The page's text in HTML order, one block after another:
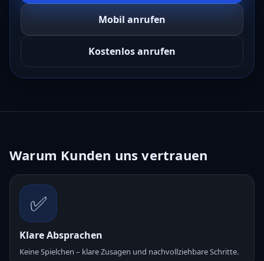
Mobil anrufen
Kostenlos anrufen
Warum Kunden uns vertrauen
✅
Klare Absprachen
Keine Spielchen – klare Zusagen und nachvollziehbare Schritte.